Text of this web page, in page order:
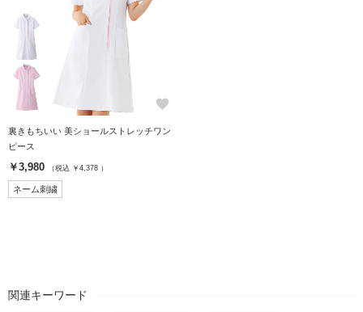
favorite
裏きもちいい 美ショールストレッチワン
ピース
￥3,980 （税込 ￥4,378 ）
ネーム刺繍
関連キーワード